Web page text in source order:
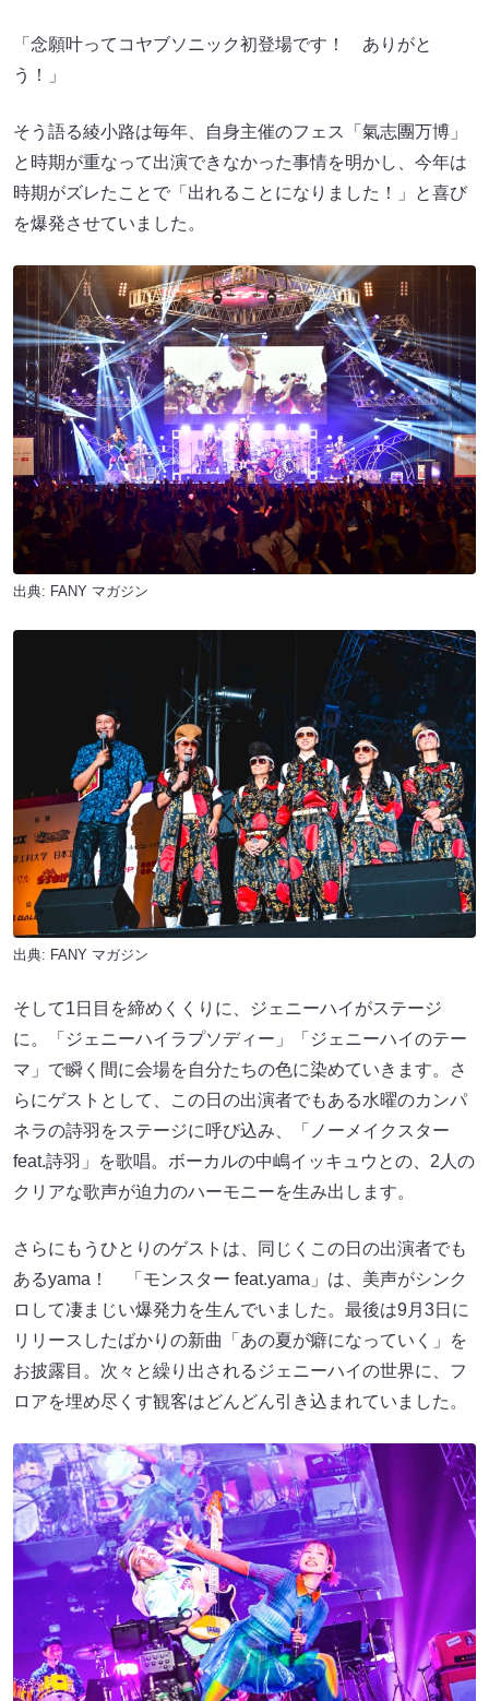
「念願叶ってコヤブソニック初登場です！ ありがと
う！」
そう語る綾小路は毎年、自身主催のフェス「氣志團万博」
と時期が重なって出演できなかった事情を明かし、今年は
時期がズレたことで「出れることになりました！」と喜び
を爆発させていました。
出典: FANY マガジン
出典: FANY マガジン
そして1日目を締めくくりに、ジェニーハイがステージ
に。「ジェニーハイラプソディー」「ジェニーハイのテー
マ」で瞬く間に会場を自分たちの色に染めていきます。さ
らにゲストとして、この日の出演者でもある水曜のカンパ
ネラの詩羽をステージに呼び込み、「ノーメイクスター
feat.詩羽」を歌唱。ボーカルの中嶋イッキュウとの、2人の
クリアな歌声が迫力のハーモニーを生み出します。
さらにもうひとりのゲストは、同じくこの日の出演者でも
あるyama！ 「モンスター feat.yama」は、美声がシンク
ロして凄まじい爆発力を生んでいました。最後は9月3日に
リリースしたばかりの新曲「あの夏が癖になっていく」を
お披露目。次々と繰り出されるジェニーハイの世界に、フ
ロアを埋め尽くす観客はどんどん引き込まれていました。